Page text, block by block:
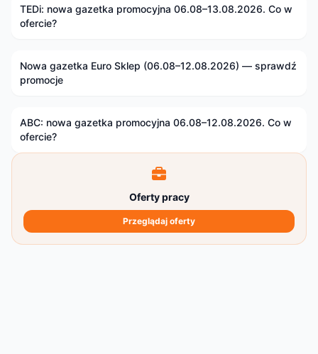
TEDi: nowa gazetka promocyjna 06.08–13.08.2026. Co w
ofercie?
Nowa gazetka Euro Sklep (06.08–12.08.2026) — sprawdź
promocje
ABC: nowa gazetka promocyjna 06.08–12.08.2026. Co w
ofercie?
Oferty pracy
Przeglądaj oferty